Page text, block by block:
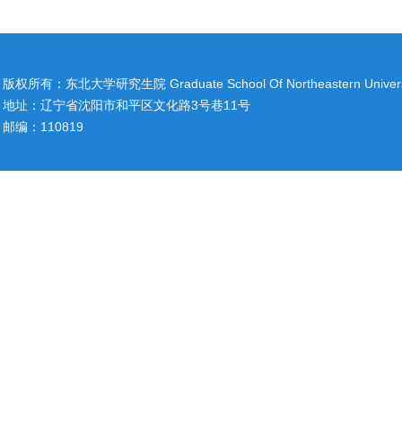
版权所有：东北大学研究生院 Graduate School Of Northeastern
地址：辽宁省沈阳市和平区文化路3号巷11号
邮编：110819